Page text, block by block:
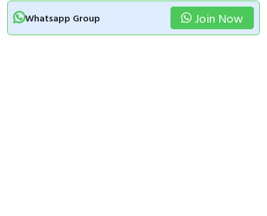
Whatsapp Group Join Now